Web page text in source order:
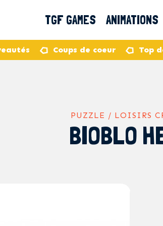
TGF GAMES ANIMATIONS
Coups de coeur Top
PUZZLE / LOISIRS
BIOBLO